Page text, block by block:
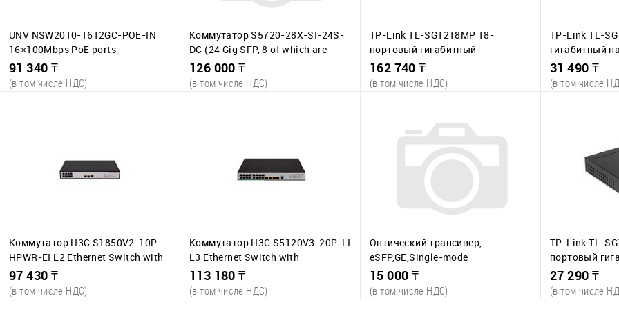
UNV NSW2010-16T2GC-POE-IN
16×100Mbps PoE ports
(RJ45)+2×1000Mbps Combo ports
91 340 ₸
(в том числе НДС)
К сравнению
Коммутатор S5720-28X-SI-24S-
DC (24 Gig SFP, 8 of which are
dual-purpose 10/ 100/ 1000 or
SFP, 4 10 Gig SFP+, DC -48V, front
access)
126 000 ₸
(в том числе НДС)
К сравнению
TP-Link TL-SG1218MP 18-
портовый гигабитный
коммутатор с 16 портами PoE+
162 740 ₸
(в том числе НДС)
В корзину
К сравнению
В избранное
В наличии
1 шт.
TP-Link TL-
гигабитный
коммутатор с
31 490 ₸
(в том числе
К сравнению
В избранное
Коммутатор H3C S1850V2-10P-
HPWR-EI L2 Ethernet Switch with
8*10/100/1000BASE-T PoE+ Ports
(AC 125W) and 2*1000BASE-X SFP
Ports,(AC)
97 430 ₸
(в том числе НДС)
Коммутатор H3C S5120V3-20P-LI
L3 Ethernet Switch with
16*10/100/1000BASE-T Ports and
4*1000BASE-X SFP Ports,(AC)
113 180 ₸
(в том числе НДС)
Оптический трансивер,
eSFP,GE,Single-mode
Module(1310nm,10km,LC)
15 000 ₸
(в том числе НДС)
TP-Link TL-
портовый
настольный
портами PoE+
27 290 ₸
(в том числе